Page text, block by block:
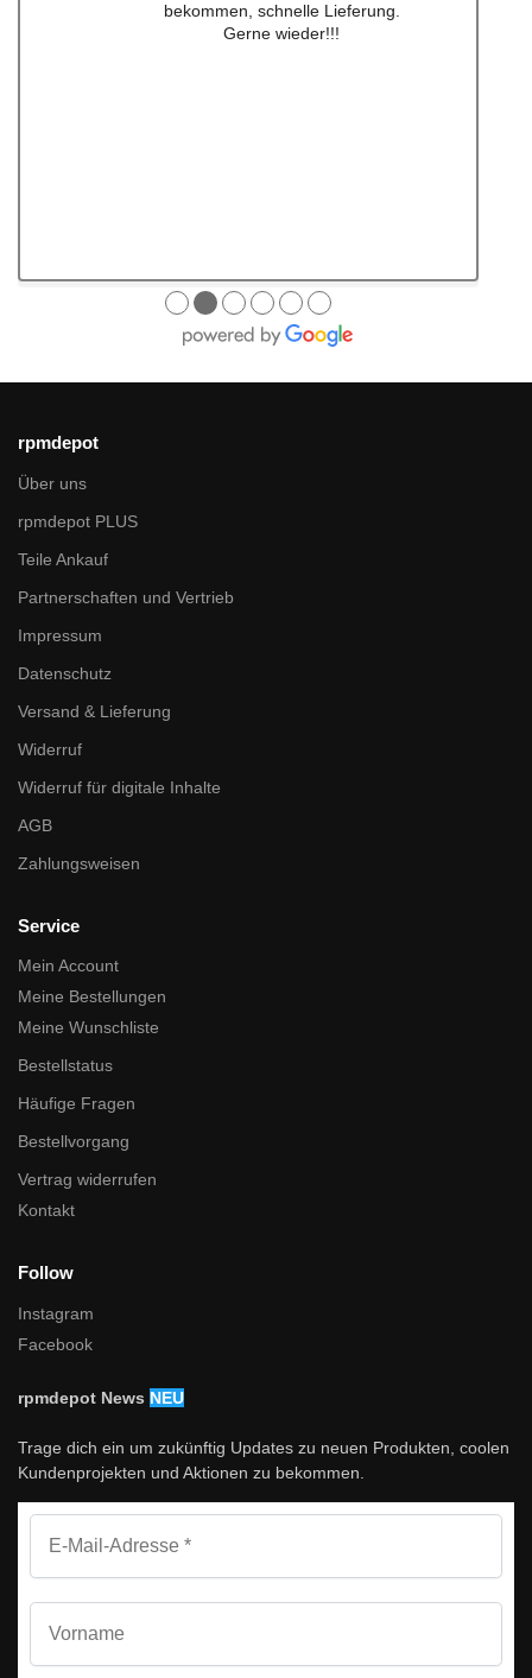
Lieferung ! Immer wieder gerne !!!
●●●●●●
rpmdepot
Über uns
rpmdepot PLUS
Teile Ankauf
Partnerschaften und Vertrieb
Impressum
Datenschutz
Versand & Lieferung
Widerruf
Widerruf für digitale Inhalte
AGB
Zahlungsweisen
Service
Mein Account
Meine Bestellungen
Meine Wunschliste
Bestellstatus
Häufige Fragen
Bestellvorgang
Vertrag widerrufen
Kontakt
Follow
Instagram
Facebook
rpmdepot News NEU
Trage dich ein um zukünftig Updates zu neuen Produkten, coolen
Kundenprojekten und Aktionen zu bekommen.